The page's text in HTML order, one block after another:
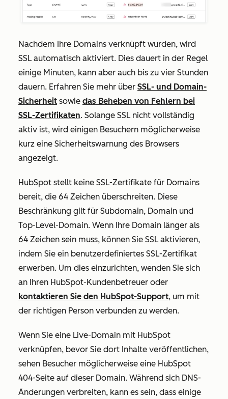
Nachdem Ihre Domains verknüpft wurden, wird
SSL automatisch aktiviert. Dies dauert in der Regel
einige Minuten, kann aber auch bis zu vier Stunden
dauern. Erfahren Sie mehr über SSL- und Domain-
Sicherheit sowie das Beheben von Fehlern bei
SSL-Zertifikaten. Solange SSL nicht vollständig
aktiv ist, wird einigen Besuchern möglicherweise
kurz eine Sicherheitswarnung des Browsers
angezeigt.
HubSpot stellt keine SSL-Zertifikate für Domains
bereit, die 64 Zeichen überschreiten. Diese
Beschränkung gilt für Subdomain, Domain und
Top-Level-Domain. Wenn Ihre Domain länger als
64 Zeichen sein muss, können Sie SSL aktivieren,
indem Sie ein benutzerdefiniertes SSL-Zertifikat
erwerben. Um dies einzurichten, wenden Sie sich
an Ihren HubSpot-Kundenbetreuer oder
kontaktieren Sie den HubSpot-Support, um mit
der richtigen Person verbunden zu werden.
Wenn Sie eine Live-Domain mit HubSpot
verknüpfen, bevor Sie dort Inhalte veröffentlichen,
sehen Besucher möglicherweise eine HubSpot
404-Seite auf dieser Domain. Während sich DNS-
Änderungen verbreiten, kann es sein, dass einige